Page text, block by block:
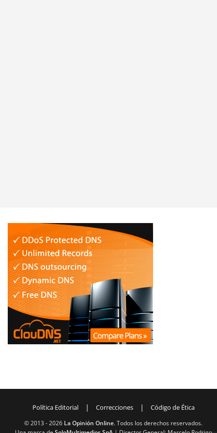
Política Editorial | Correcciones | Código de Ética
© 2013 -2026 La Opinión Online. Todos los derechos reservados.